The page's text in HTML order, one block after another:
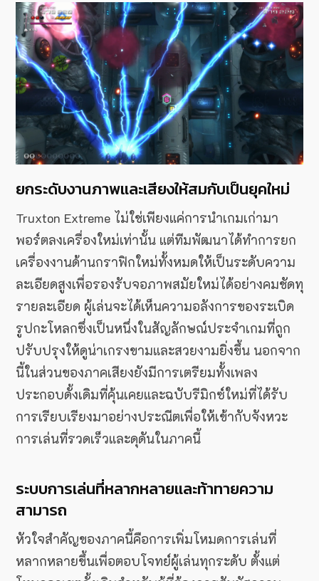
ยกระดับงานภาพและเสียงให้สมกับเป็นยุคใหม่
Truxton Extreme ไม่ใช่เพียงแค่การนำเกมเก่ามา
พอร์ตลงเครื่องใหม่เท่านั้น แต่ทีมพัฒนาได้ทำการยก
เครื่องงานด้านกราฟิกใหม่ทั้งหมดให้เป็นระดับความ
ละเอียดสูงเพื่อรองรับจอภาพสมัยใหม่ได้อย่างคมชัดทุ
รายละเอียด ผู้เล่นจะได้เห็นความอลังการของระเบิด
รูปกะโหลกซึ่งเป็นหนึ่งในสัญลักษณ์ประจำเกมที่ถูก
ปรับปรุงให้ดูน่าเกรงขามและสวยงามยิ่งขึ้น นอกจาก
นี้ในส่วนของภาคเสียงยังมีการเตรียมทั้งเพลง
ประกอบดั้งเดิมที่คุ้นเคยและฉบับรีมิกซ์ใหม่ที่ได้รับ
การเรียบเรียงมาอย่างประณีตเพื่อให้เข้ากับจังหวะ
การเล่นที่รวดเร็วและดุดันในภาคนี้
ระบบการเล่นที่หลากหลายและท้าทายความ
สามารถ
หัวใจสำคัญของภาคนี้คือการเพิ่มโหมดการเล่นที่
หลากหลายขึ้นเพื่อตอบโจทย์ผู้เล่นทุกระดับ ตั้งแต่